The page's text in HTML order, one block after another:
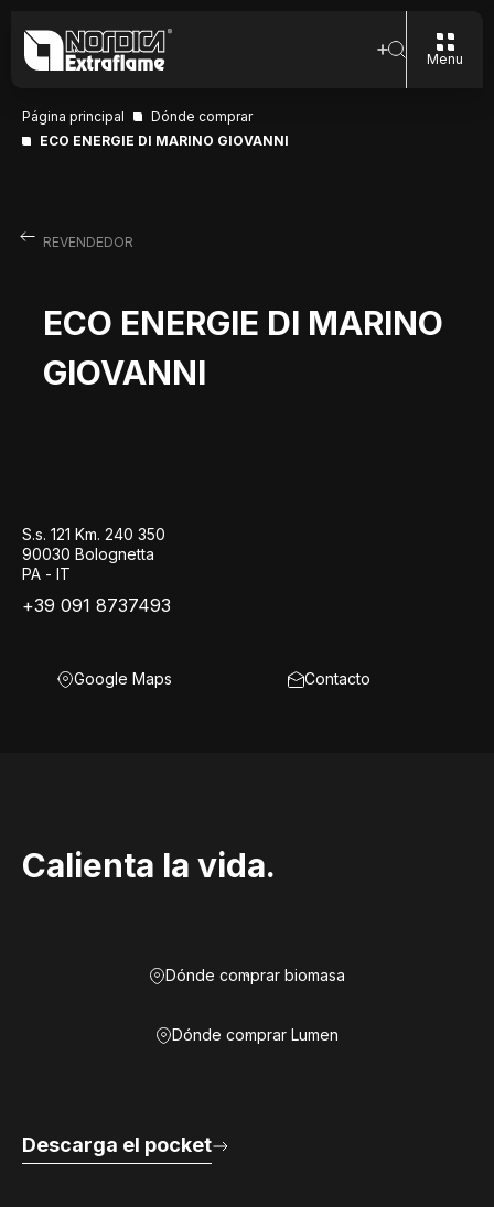
Menu
Página principal
Dónde comprar
ECO ENERGIE DI MARINO GIOVANNI
REVENDEDOR
ECO ENERGIE DI MARINO
GIOVANNI
S.s. 121 Km. 240 350
90030 Bolognetta
PA - IT
+39 091 8737493
Google Maps Contacto
Calienta la vida.
Dónde comprar biomasa
Dónde comprar Lumen
Descarga el pocket